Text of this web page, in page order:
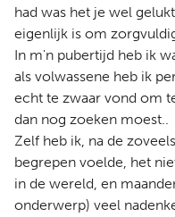
had was het je wel
eigenlijk is om
In m'n pubertijd heb ik
als volwassene heb ik
echt te zwaar vond om
dan nog zoeken moest..
Zelf heb ik, na de
begrepen voelde, het
in de wereld, en
onderwerp) veel